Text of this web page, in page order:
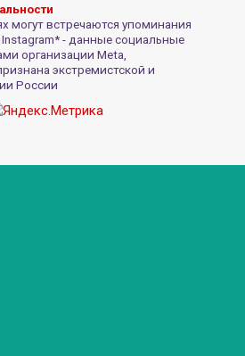
могут встречаются упоминания
- данные социальные
организации Meta,
экстремистской и
России